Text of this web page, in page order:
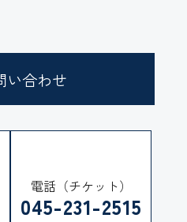
い合わせ
電話（チケット）
045-231-2515